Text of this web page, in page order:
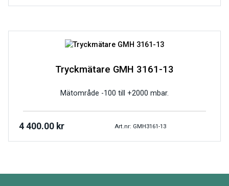
Tryckmätare GMH 3161-13
Mätområde -100 till +2000 mbar.
4 400.00 kr Art.nr: GMH3161-13